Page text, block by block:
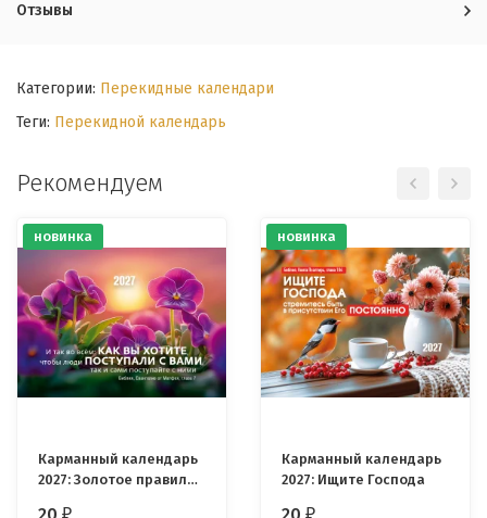
Отзывы
Категории: Перекидные календари
Теги: Перекидной календарь
Рекомендуем
новинка
Карманный календарь
2027: Золотое правило
₽
новинка
Карманный календарь
2027: Ищите Господа
₽